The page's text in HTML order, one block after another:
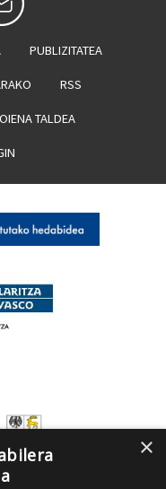
PUBLIZITATEA
RSS
TALDEA
×